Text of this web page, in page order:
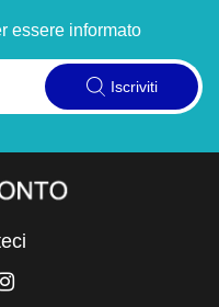
essere informato
Iscriviti